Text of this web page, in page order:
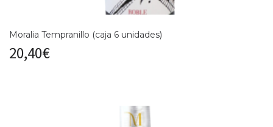
Moralia Tempranillo (caja 6 unidades)
20,40€